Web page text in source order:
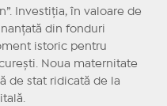
Investiția, în valoare de
din fonduri
istoric pentru
Noua maternitate
de stat ridicată de la